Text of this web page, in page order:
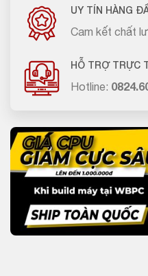
UY TÍN HÀNG
Cam kết chất
HỖ TRỢ TRỰC
Hotline: